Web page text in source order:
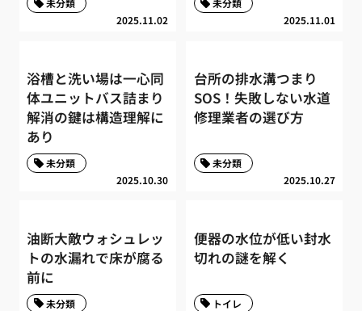
2025.11.02
未分類
2025.11.01
未分類
浴槽と洗い場は一心同
体ユニットバス詰まり
解消の鍵は構造理解に
あり
2025.10.30
未分類
台所の排水溝つまり
SOS！失敗しない水道
修理業者の選び方
2025.10.27
未分類
油断大敵ウォシュレッ
トの水漏れで床が腐る
前に
未分類
便器の水位が低い封水
切れの謎を解く
トイレ